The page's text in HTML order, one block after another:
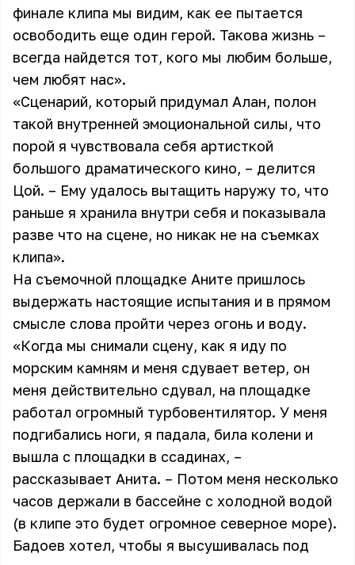
финале клипа мы видим, как ее пытается
освободить еще один герой. Такова жизнь –
всегда найдется тот, кого мы любим больше,
чем любят нас».
«Сценарий, который придумал Алан, полон
такой внутренней эмоциональной силы, что
порой я чувствовала себя артисткой
большого драматического кино, – делится
Цой. – Ему удалось вытащить наружу то, что
раньше я хранила внутри себя и показывала
разве что на сцене, но никак не на съемках
клипа».
На съемочной площадке Аните пришлось
выдержать настоящие испытания и в прямом
смысле слова пройти через огонь и воду.
«Когда мы снимали сцену, как я иду по
морским камням и меня сдувает ветер, он
меня действительно сдувал, на площадке
работал огромный турбовентилятор. У меня
подгибались ноги, я падала, била колени и
вышла с площадки в ссадинах, –
рассказывает Анита. – Потом меня несколько
часов держали в бассейне с холодной водой
(в клипе это будет огромное северное море).
Бадоев хотел, чтобы я высушивалась под